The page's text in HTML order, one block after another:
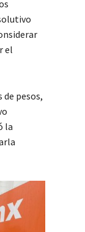
el
pesos,
la